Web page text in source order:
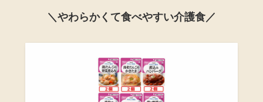
＼やわらかくて食べやすい介護食／